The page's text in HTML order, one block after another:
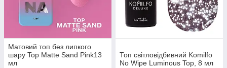
Матовий топ без липкого
шару Top Matte Sand Pink13
мл
Топ світловідбивний Komilfo
No Wipe Luminous Top, 8 мл